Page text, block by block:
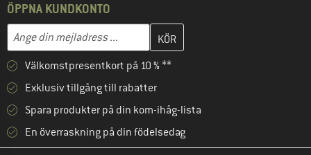
ÖPPNA KUNDKONTO
Mejladress
Skriv in din e-postadress här och skapa ditt kundkonto i nästa
Välkomstpresentkort på 10 % **
Exklusiv tillgång till rabatter
Spara produkter på din kom-ihåg-lista
En överraskning på din födelsedag